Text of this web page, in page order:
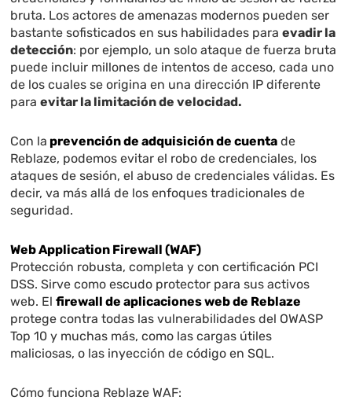
bruta. Los actores de amenazas modernos pueden ser
bastante sofisticados en sus habilidades paraevadir la
detección: por ejemplo, un solo ataque de fuerza bruta
puede incluir millones de intentos de acceso, cada uno
de los cuales se origina en una dirección IP diferente
paraevitar la limitación de velocidad.
Con la prevención de adquisición de cuenta de
Reblaze, podemos evitar el robo de credenciales, los
ataques de sesión, el abuso de credenciales válidas. Es
decir, va más allá de los enfoques tradicionales de
seguridad.
Web Application Firewall (WAF)
Protección robusta, completa y con certificación PCI
DSS. Sirve como escudo protector para sus activos
web. Elfirewall de aplicaciones web de Reblaze
protege contra todas las vulnerabilidades del OWASP
Top 10 y muchas más, como las cargas útiles
maliciosas, o las inyección de código en SQL.
Cómo funciona Reblaze WAF: